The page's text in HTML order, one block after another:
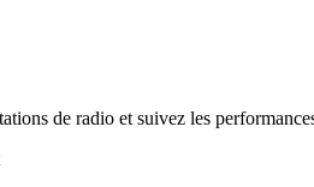
de radio et suivez les